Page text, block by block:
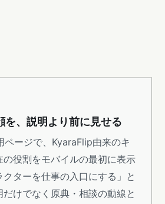
、説明より前に見せる
ージで、KyaraFlip由来のキ
の役割をモバイルの最初に表示
クターを仕事の入口にする」と
けでなく原典・相談の動線と